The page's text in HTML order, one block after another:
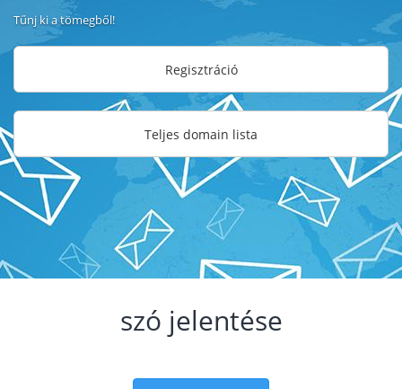
Tűnj ki a tömegből!
Regisztráció
Teljes domain lista
szó jelentése